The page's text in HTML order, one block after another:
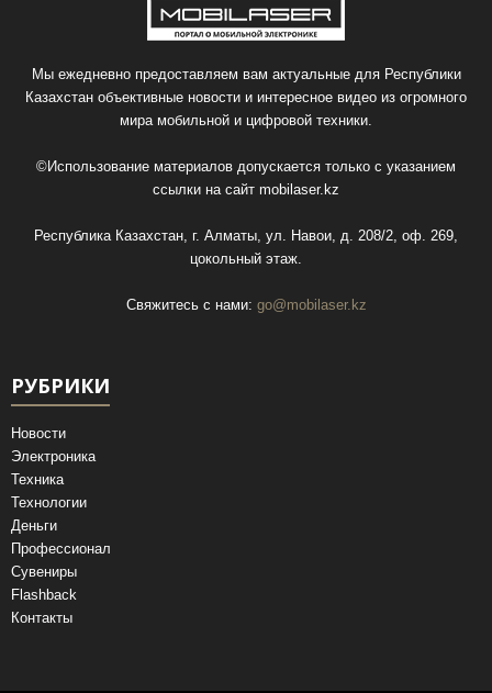
Мы ежедневно предоставляем вам актуальные для Республики
Казахстан объективные новости и интересное видео из огромного
мира мобильной и цифровой техники.
©Использование материалов допускается только с указанием
ссылки на сайт mobilaser.kz
Республика Казахстан, г. Алматы, ул. Навои, д. 208/2, оф. 269,
цокольный этаж.
Свяжитесь с нами: go@mobilaser.kz
РУБРИКИ
Новости
Электроника
Техника
Технологии
Деньги
Профессионал
Сувениры
Flashback
Контакты